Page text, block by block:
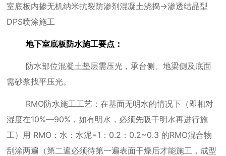
室底板内掺无机纳米抗裂防渗剂混凝土浇捣→渗透结晶型
DPS喷涂施工
地下室底板防水施工要点：
防水部位混凝土垫层需压光，承台侧、地梁侧及底面
需砂浆找平压光。
RMO防水施工工艺：在基面无明水的情况下（即相对
湿度在10%—90% ，如有明水，必须先吸干明水再进行施
工）用 RMO ：水：水泥=1 ： 0.2 ： 0.2~0.3 的RMO混合物
刮涂两遍（第二遍必须待第一遍表面干燥后才能施工，成型